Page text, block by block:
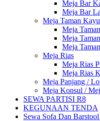
Meja Bar
Meja Bar
Meja Taman Kayu
Meja
Meja
Meja
Meja Rias
Meja Rias
Meja Rias
Meja Panjang /
Meja Konsul /
SEWA PARTISI R8
KEGUNAAN TENDA
Sewa Sofa Dan Barstool